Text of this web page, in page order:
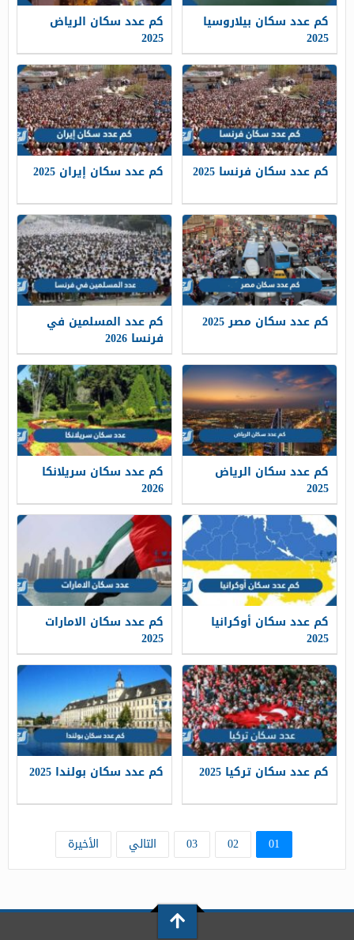
كم عدد سكان بيلاروسيا
2025
كم عدد سكان الرياض
2025
كم عدد سكان فرنسا 2025 كم عدد سكان إيران 2025
كم عدد سكان مصر 2025 كم عدد المسلمين في
فرنسا 2026
كم عدد سكان الرياض
2025
كم عدد سكان سريلانكا
2026
كم عدد سكان أوكرانيا
2025
كم عدد سكان الامارات
2025
كم عدد سكان تركيا 2025 كم عدد سكان بولندا 2025
01
02
03 التالي الأخيرة